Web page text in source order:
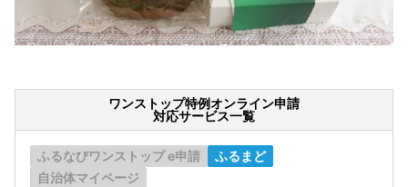
ワンストップ特例オンライン申請
対応サービス一覧
ふるなびワンストップ e申請
ふるまど
自治体マイページ